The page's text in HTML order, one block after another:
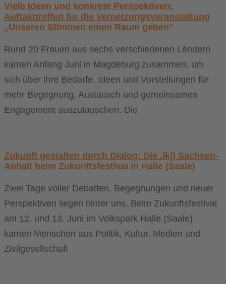
Viele Ideen und konkrete Perspektiven:
Auftakttreffen für die Vernetzungsveranstaltung
„Unseren Stimmen einen Raum geben“
Rund 20 Frauen aus sechs verschiedenen Ländern
kamen Anfang Juni in Magdeburg zusammen, um
sich über ihre Bedarfe, Ideen und Vorstellungen für
mehr Begegnung, Austausch und gemeinsames
Engagement auszutauschen. Die
Zukunft gestalten durch Dialog: Die .lkj) Sachsen-
Anhalt beim Zukunftsfestival in Halle (Saale)
Zwei Tage voller Debatten, Begegnungen und neuer
Perspektiven liegen hinter uns. Beim Zukunftsfestival
am 12. und 13. Juni im Volkspark Halle (Saale)
kamen Menschen aus Politik, Kultur, Medien und
Zivilgesellschaft